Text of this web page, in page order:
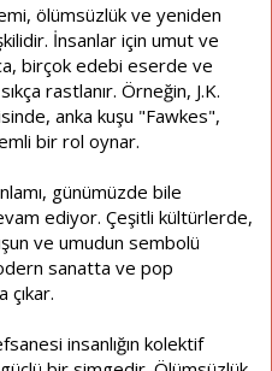
ölümsüzlük ve yeniden
İnsanlar için umut ve
birçok edebi eserde ve
rastlanır. Örneğin, J.K.
anka kuşu "Fawkes",
bir rol oynar.
günümüzde bile
ediyor. Çeşitli kültürlerde,
ve umudun sembolü
sanatta ve pop
çıkar.
insanlığın kolektif